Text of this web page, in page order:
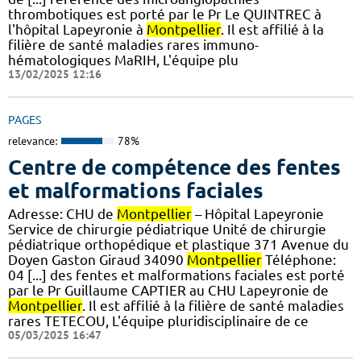
thrombotiques est porté par le Pr Le QUINTREC à
l'hôpital Lapeyronie à Montpellier. Il est affilié à la
filière de santé maladies rares immuno-
hématologiques MaRIH, L'équipe plu
13/02/2025 12:16
PAGES
relevance: 78%
Centre de compétence des fentes
et malformations faciales
Adresse: CHU de Montpellier – Hôpital Lapeyronie
Service de chirurgie pédiatrique Unité de chirurgie
pédiatrique orthopédique et plastique 371 Avenue du
Doyen Gaston Giraud 34090 Montpellier Téléphone:
04 [...] des fentes et malformations faciales est porté
par le Pr Guillaume CAPTIER au CHU Lapeyronie de
Montpellier. Il est affilié à la filière de santé maladies
rares TETECOU, L'équipe pluridisciplinaire de ce
05/03/2025 16:47